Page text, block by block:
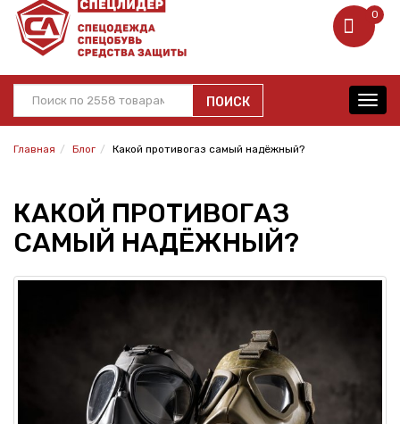
0
ПОИСК
Главная Блог Какой противогаз самый надёжный?
КАКОЙ ПРОТИВОГАЗ
САМЫЙ НАДЁЖНЫЙ?